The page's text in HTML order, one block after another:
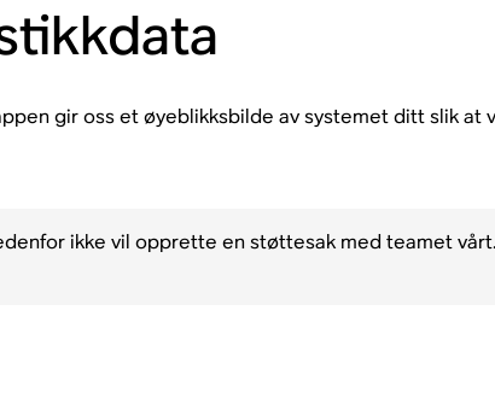
gir oss et øyeblikksbilde av systemet ditt slik at
ikke vil opprette en støttesak med teamet